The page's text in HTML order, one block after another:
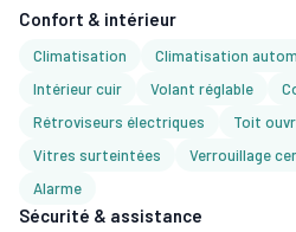
Confort & intérieur
Climatisation Climatisation
Intérieur cuir
Volant réglable
Rétroviseurs électriques
Toit
Vitres surteintées
Verrouillage
Alarme
Sécurité & assistance